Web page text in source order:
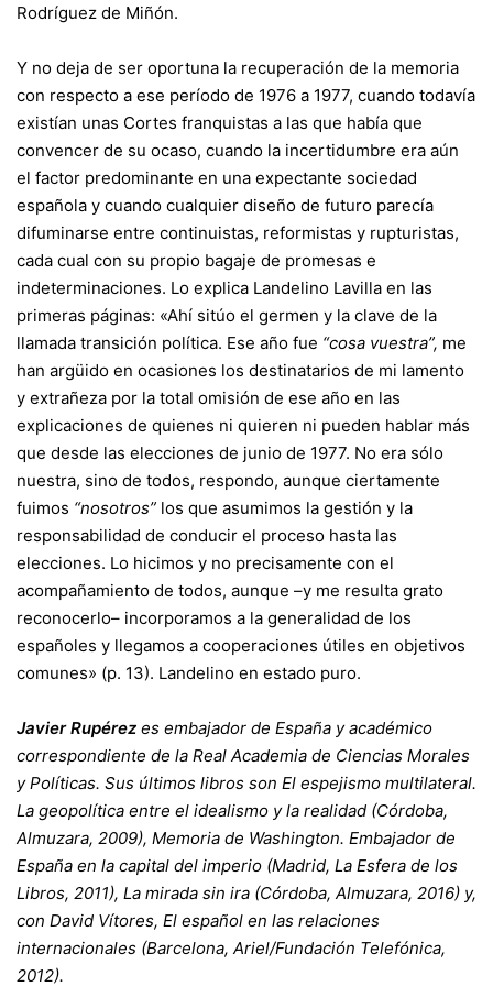
Rodríguez de Miñón.
Y no deja de ser oportuna la recuperación de la memoria
con respecto a ese período de 1976 a 1977, cuando todavía
existían unas Cortes franquistas a las que había que
convencer de su ocaso, cuando la incertidumbre era aún
el factor predominante en una expectante sociedad
española y cuando cualquier diseño de futuro parecía
difuminarse entre continuistas, reformistas y rupturistas,
cada cual con su propio bagaje de promesas e
indeterminaciones. Lo explica Landelino Lavilla en las
primeras páginas: «Ahí sitúo el germen y la clave de la
llamada transición política. Ese año fue “cosa vuestra”, me
han argüido en ocasiones los destinatarios de mi lamento
y extrañeza por la total omisión de ese año en las
explicaciones de quienes ni quieren ni pueden hablar más
que desde las elecciones de junio de 1977. No era sólo
nuestra, sino de todos, respondo, aunque ciertamente
fuimos “nosotros” los que asumimos la gestión y la
responsabilidad de conducir el proceso hasta las
elecciones. Lo hicimos y no precisamente con el
acompañamiento de todos, aunque –y me resulta grato
reconocerlo– incorporamos a la generalidad de los
españoles y llegamos a cooperaciones útiles en objetivos
comunes» (p. 13). Landelino en estado puro.
Javier Rupérez es embajador de España y académico
correspondiente de la Real Academia de Ciencias Morales
y Políticas. Sus últimos libros son El espejismo multilateral.
La geopolítica entre el idealismo y la realidad (Córdoba,
Almuzara, 2009), Memoria de Washington. Embajador de
España en la capital del imperio (Madrid, La Esfera de los
Libros, 2011), La mirada sin ira (Córdoba, Almuzara, 2016) y,
con David Vítores, El español en las relaciones
internacionales (Barcelona, Ariel/Fundación Telefónica,
2012).